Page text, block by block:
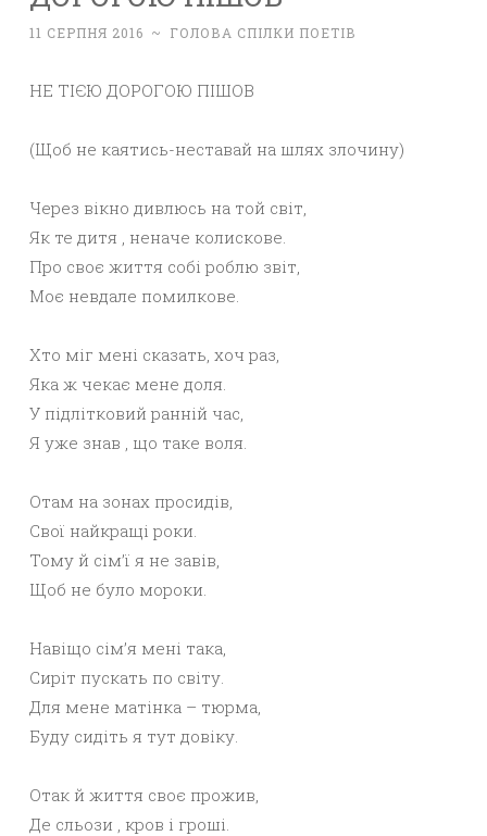
11 СЕРПНЯ 2016 ~ ГОЛОВА СПІЛКИ ПОЕТІВ
НЕ ТІЄЮ ДОРОГОЮ ПІШОВ
(Щоб не каятись-неставай на шлях злочину)
Через вікно дивлюсь на той світ,
Як те дитя , неначе колискове.
Про своє життя собі роблю звіт,
Моє невдале помилкове.
Хто міг мені сказать, хоч раз,
Яка ж чекає мене доля.
У підлітковий ранній час,
Я уже знав , що таке воля.
Отам на зонах просидів,
Свої найкращі роки.
Тому й сім’ї я не завів,
Щоб не було мороки.
Навіщо сім’я мені така,
Сиріт пускать по світу.
Для мене матінка – тюрма,
Буду сидіть я тут довіку.
Отак й життя своє прожив,
Де сльози , кров і гроші.